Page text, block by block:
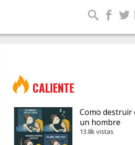
CALIENTE
Como destruir
un hombre
13.8k vistas